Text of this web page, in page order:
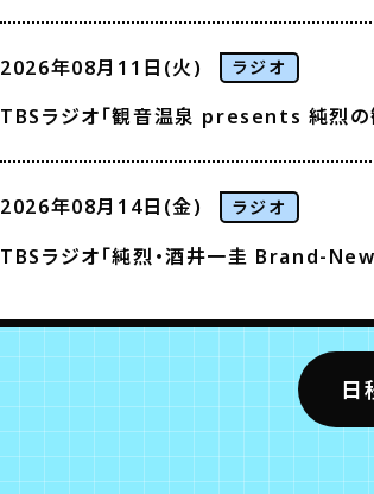
2026年08月11日(火) ラジオ
TBSラジオ「観音温泉 presents 純烈の
2026年08月14日(金) ラジオ
TBSラジオ「純烈・酒井一圭 Brand-
日